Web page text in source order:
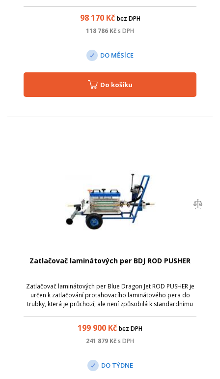
98 170Kč bez DPH
118 786 Kčs DPH
DO MĚSÍCE
Do košíku
Zatlačovač laminátových per BDJ ROD PUSHER
Zatlačovač laminátových per Blue Dragon Jet ROD PUSHER je
určen k zatlačování protahovacího laminátového pera do
trubky, která je průchozí, ale není způsobilá k standardnímu
199 900 Kč bez DPH
241 879 Kčs DPH
DO TÝDNE